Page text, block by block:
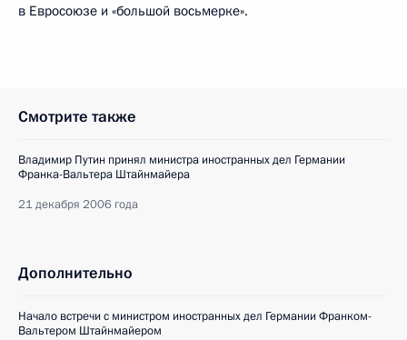
в Евросоюзе и «большой восьмерке».
Смотрите также
Владимир Путин принял министра иностранных дел Германии
Франка-Вальтера Штайнмайера
21 декабря 2006 года
Дополнительно
Начало встречи с министром иностранных дел Германии Франком-
Вальтером Штайнмайером